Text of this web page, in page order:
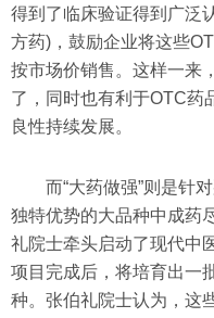
得到了临床验证得到广泛
方药)，鼓励企业将这些
按市场价销售。这样一来
了，同时也有利于OTC药
良性持续发展。
而“大药做强”则是针
独特优势的大品种中成药
礼院士牵头启动了现代中
项目完成后，将培育出一
种。张伯礼院士认为，这